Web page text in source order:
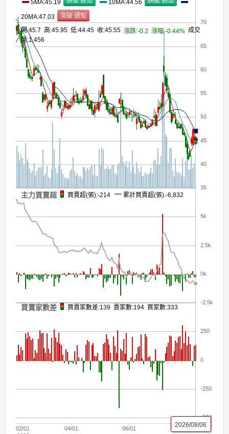
02/01
04/01 06/01 08/01
40
50
60
70
35
45
55
65
-2.5k
0k
2.5k
5k
-500
-250
0
250
2026/08/06
5MA:45.19 10MA:44.56
20MA:47.03
開:45.7 高:45.95 低:44.45 收:45.55 漲跌:-0.2 漲幅:-0.44% 成交
量:1,456
主力買賣超 買賣超(張):-214 累計買賣超(張):-6,832
買賣家數差 買賣家數差:139 賣家數:194 買家數:333